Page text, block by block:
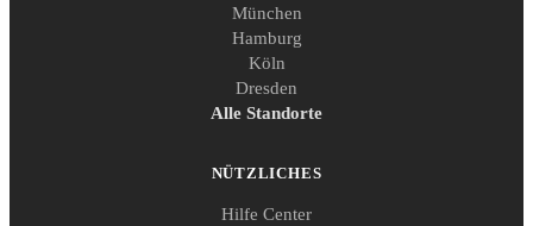
München
Hamburg
Köln
Dresden
Alle Standorte
NÜTZLICHES
Hilfe Center